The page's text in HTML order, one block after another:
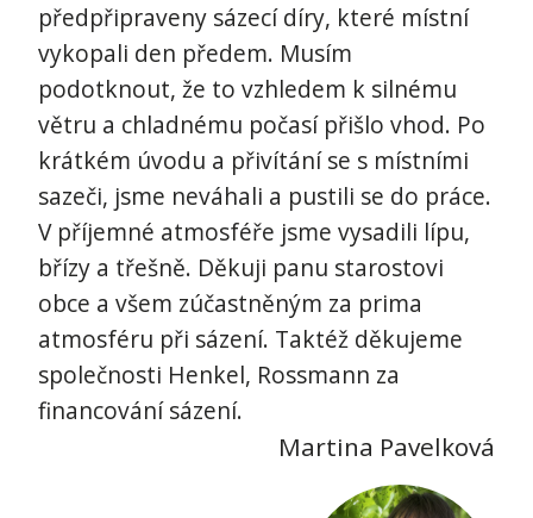
předpřipraveny sázecí díry, které místní
vykopali den předem. Musím
podotknout, že to vzhledem k silnému
větru a chladnému počasí přišlo vhod. Po
krátkém úvodu a přivítání se s místními
sazeči, jsme neváhali a pustili se do práce.
V příjemné atmosféře jsme vysadili lípu,
břízy a třešně. Děkuji panu starostovi
obce a všem zúčastněným za prima
atmosféru při sázení. Taktéž děkujeme
společnosti Henkel, Rossmann za
financování sázení.
Martina Pavelková